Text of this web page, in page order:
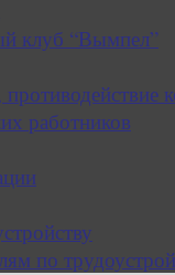
клуб “Вымпел”
работников
по